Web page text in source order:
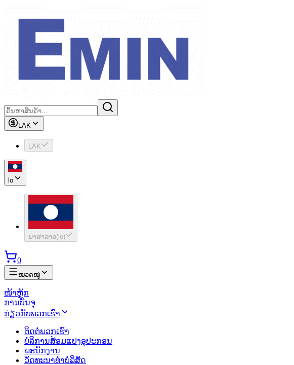
LAK
LAK
lo
ພາສາລາວ( lo)
0
ໝວດໝູ່
ໜ້າຫຼັກ
ການບັນຈຸ
ກ່ຽວກັບພວກເຮົາ
ຕິດຕໍ່ພວກເຮົາ
ບໍລິການສ້ອມແປງອຸປະກອນ
ພະນັກງານ
ວັດທະນາທຳບໍລິສັດ